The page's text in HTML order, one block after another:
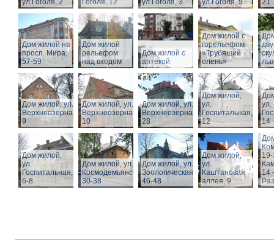
ул.Гоголя, 2
Гоголя, 12
ул.Гоголя, 3
ул.Гоголя, 5
21
Дом жилой на
просп. Мира,
57-59
Дом жилой
рельефом
над входом
Дом жилой с
аптекой
Дом жилой с
горельефом
«Трубящий
олень»
Дом жилой, ул.
Верхнеозерная,
9
Дом жилой, ул.
Верхнеозерная,
10
Дом жилой, ул.
Верхнеозерная,
28
Дом жилой,
ул.
Госпитальная,
12
ул.
14
Дом жилой,
ул.
Госпитальная,
6-8
Дом жилой, ул. З.
Космодемьянской
30-38
Дом жилой, ул.
Зоологическая,
46-48
Дом жилой,
ул.
Каштановая
аллея, 9
14